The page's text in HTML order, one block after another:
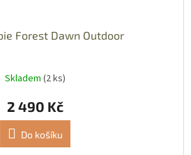
Forest Dawn Outdoor
Skladem (2 ks)
2 490 Kč
Do košíku